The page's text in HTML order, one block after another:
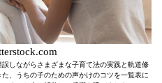
しながらさまざまな子育て法の実践と軌道修
、うちの子のための声かけのコツを一覧表に